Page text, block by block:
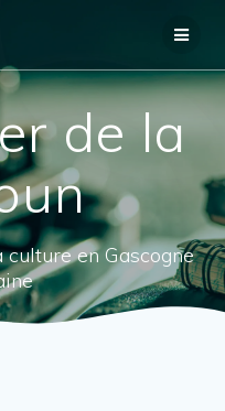
de la
en Gascogne